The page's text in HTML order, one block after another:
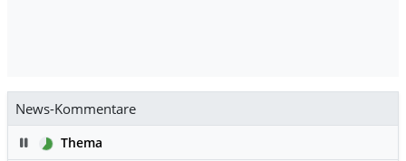
News-Kommentare
PauseThema